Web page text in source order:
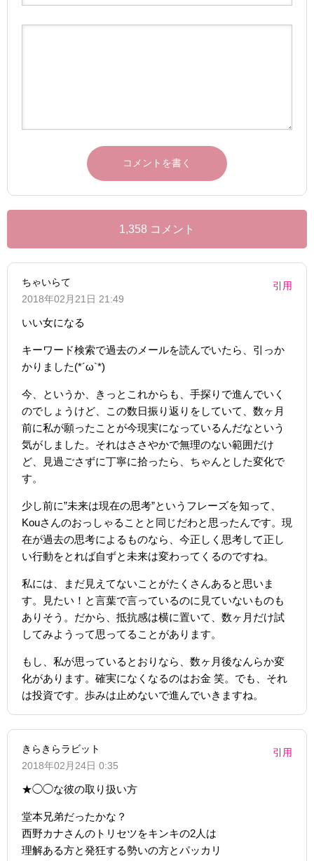
1,358 コメント
ちゃいらて
2018年02月21日 21:49
引用
いい女になる
キーワード検索で過去のメールを読んでいたら、引っか
かりました(*´ω`*)
今、というか、きっとこれからも、手探りで進んでいく
のでしょうけど、この数日振り返りをしていて、数ヶ月
前に私が願ったことが今現実になっているんだなという
気がしました。それはささやかで無理のない範囲だけ
ど、見過ごさずに丁寧に拾ったら、ちゃんとした変化で
す。
少し前に”未来は現在の思考”というフレーズを知って、
Kouさんのおっしゃることと同じだわと思ったんです。現
在が過去の思考によるものなら、今正しく思考して正し
い行動をとれば自ずと未来は変わってくるのですね。
私には、まだ見えてないことがたくさんあると思いま
す。見たい！と言葉で言っているのに見ていないものも
ありそう。だから、抵抗感は横に置いて、数ヶ月だけ試
してみようって思ってることがあります。
もし、私が思っているとおりなら、数ヶ月後なんらか変
化があります。確実になくなるのはお金 笑。でも、それ
は投資です。歩みは止めないで進んでいきますね。
きらきらラビット
2018年02月24日 0:35
引用
★◯◯な彼の取り扱い方
堂本兄弟だったかな？
西野カナさんのトリセツをキンキの2人は
理解ある方と発狂する勢いの方とパッカリ